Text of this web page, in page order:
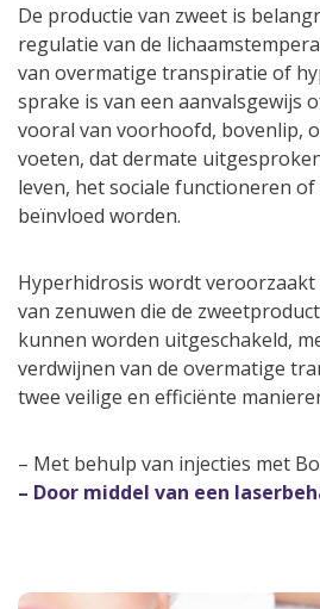
De productie van zweet is
regulatie van de
van overmatige transpiratie of
sprake is van een aanvalsgewijs
vooral van voorhoofd, bovenlip,
voeten, dat dermate
leven, het sociale functioneren
beïnvloed worden.
Hyperhidrosis wordt
van zenuwen die de
kunnen worden uitgeschakeld,
verdwijnen van de overmatige
twee veilige en efficiënte
– Met behulp van injecties met
– Door middel van een